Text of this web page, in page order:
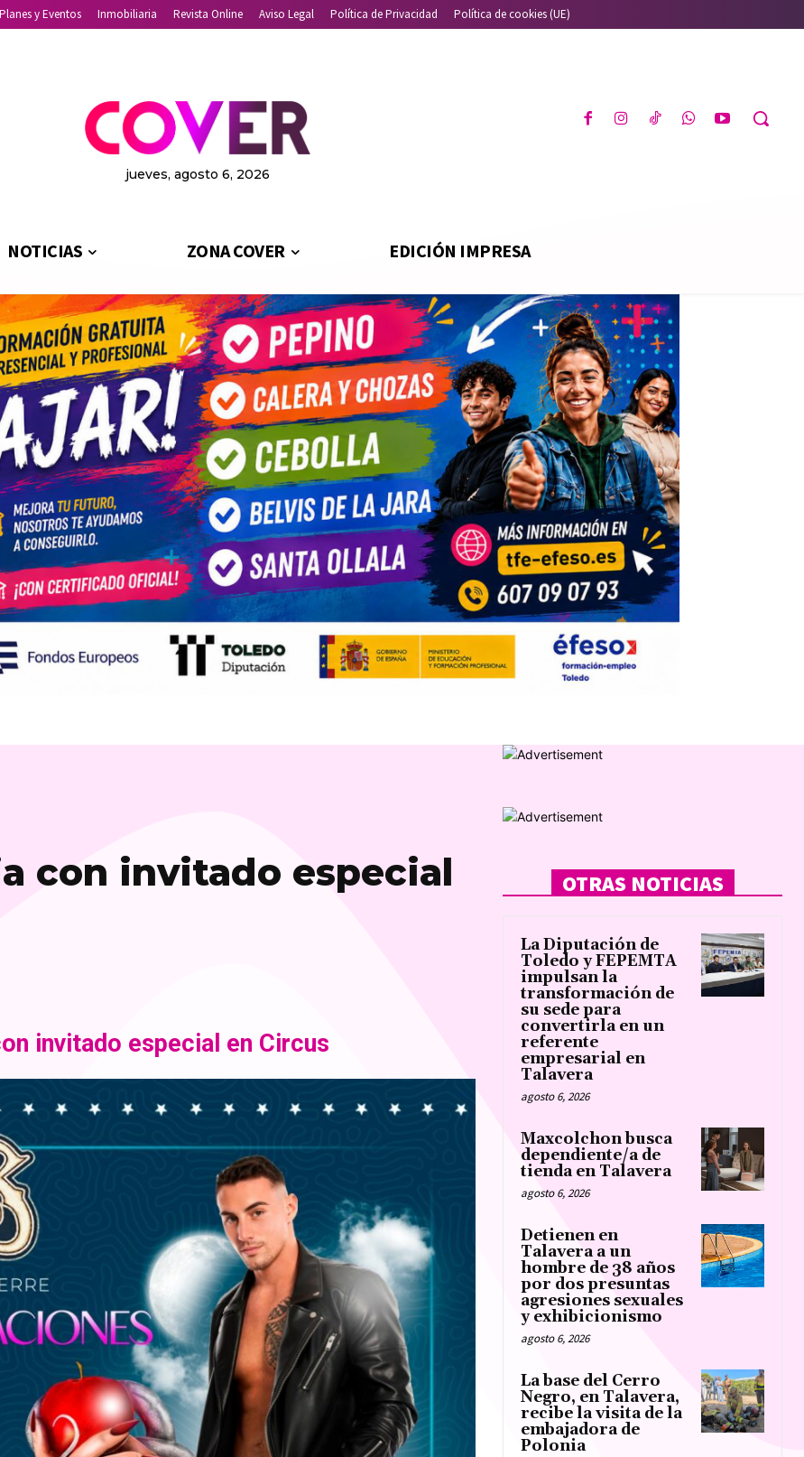
Planes y Eventos Inmobiliaria Revista Online Aviso Legal Política de Privacidad Política de cookies (UE)
jueves, agosto 6, 2026
NOTICIAS ZONA COVER EDICIÓN IMPRESA
con invitado especial
invitado especial en Circus
OTRAS NOTICIAS
La Diputación de
Toledo y FEPEMTA
impulsan la
transformación de
su sede para
convertirla en un
referente
empresarial en
Talavera
agosto 6, 2026
Maxcolchon busca
dependiente/a de
tienda en Talavera
agosto 6, 2026
Detienen en
Talavera a un
hombre de 38 años
por dos presuntas
agresiones sexuales
y exhibicionismo
agosto 6, 2026
La base del Cerro
Negro, en Talavera,
recibe la visita de la
embajadora de
Polonia